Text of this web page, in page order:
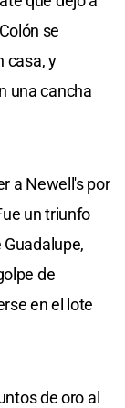
se
casa, y
una cancha
a Newell's por
un triunfo
de
en el lote
de oro al